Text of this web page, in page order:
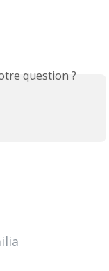
question ?